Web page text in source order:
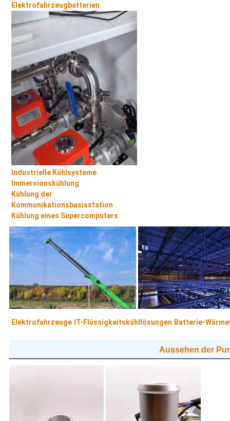
Elektrofahrzeugbatterien
Industrielle Kühlsysteme
Immersionskühlung
Kühlung der
Kommunikationsbasisstation
Kühlung eines Supercomputers
Elektrofahrzeuge IT-Flüssigkeitskühllösungen Batterie-
Aussehen der